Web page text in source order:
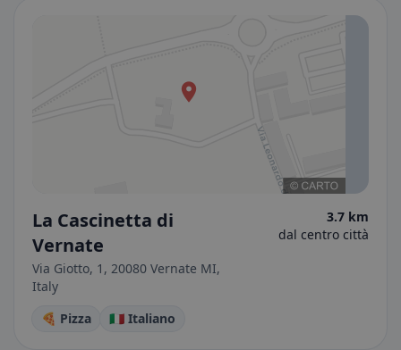
La Cascinetta di
Vernate
Via Giotto, 1, 20080 Vernate MI,
Italy
3.7 km
dal centro città
🍕 Pizza 🇮🇹 Italiano